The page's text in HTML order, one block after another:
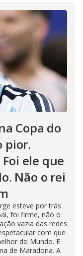
Copa do
pior.
ele que
Não o rei
esteve por trás
foi firme, não o
vazia das redes
com que
do Mundo. E
de Maradona. A